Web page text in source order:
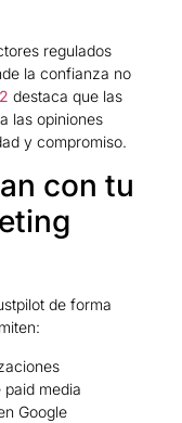
regulados
la confianza no
destaca que las
las opiniones
y compromiso.
con tu
de forma
paid media
Google